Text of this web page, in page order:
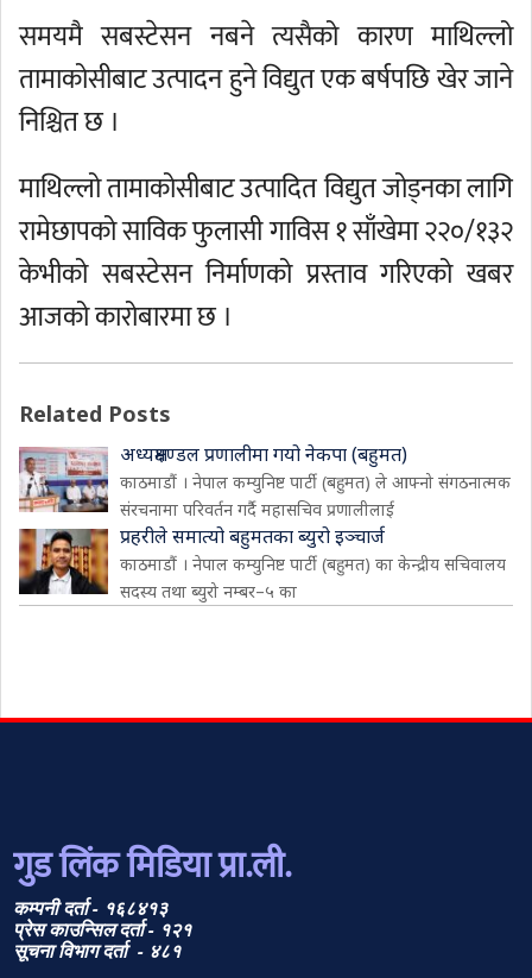
समयमै सबस्टेसन नबने त्यसैको कारण माथिल्लो
तामाकोसीबाट उत्पादन हुने विद्युत एक बर्षपछि खेर जाने
निश्चित छ ।
माथिल्लो तामाकोसीबाट उत्पादित विद्युत जोड्नका लागि
रामेछापको साविक फुलासी गाविस १ साँखेमा २२०/१३२
केभीको सबस्टेसन निर्माणको प्रस्ताव गरिएको खबर
आजको कारोबारमा छ ।
Related Posts
अध्यक्षमण्डल प्रणालीमा गयो नेकपा (बहुमत)
काठमाडौं । नेपाल कम्युनिष्ट पार्टी (बहुमत) ले आफ्नो संगठनात्मक
संरचनामा परिवर्तन गर्दै महासचिव प्रणालीलाई
प्रहरीले समात्यो बहुमतका ब्युरो इञ्चार्ज
काठमाडौं । नेपाल कम्युनिष्ट पार्टी (बहुमत) का केन्द्रीय सचिवालय
सदस्य तथा ब्युरो नम्बर–५ का
गुड लिंक मिडिया प्रा.ली.
कम्पनी दर्ता - १६८४१३
प्रेस काउन्सिल दर्ता - १२१
सूचना विभाग दर्ता - ४८१